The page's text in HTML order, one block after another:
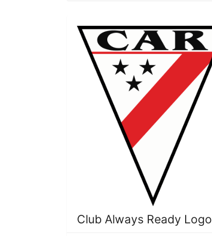
Club Always Ready Logo